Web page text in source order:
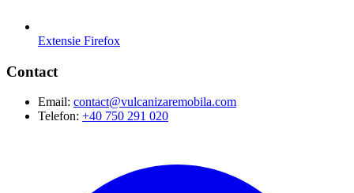
Extensie Firefox
Contact
Email: contact@vulcanizaremobila.com
Telefon: +40 750 291 020